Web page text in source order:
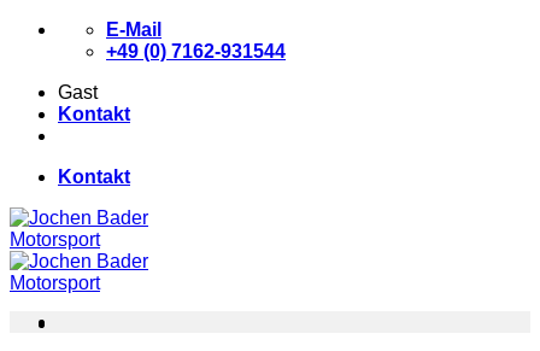
Zum
E-Mail
+49 (0) 7162-931544
Gast
Kontakt
Kontakt